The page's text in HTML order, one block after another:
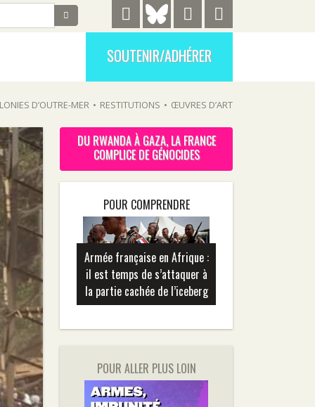
SOUTENIR/ADHÉRER
D’OUTRE-MER • RESTITUTIONS • ŒUVRES D’ART
DU RWANDA À GAZA, LA FRANCE
COMPLICE DE GÉNOCIDES
POUR COMPRENDRE
Armée française en Afrique :
il est temps de s’attaquer à
la partie cachée de l’iceberg
POUR ALLER PLUS LOIN